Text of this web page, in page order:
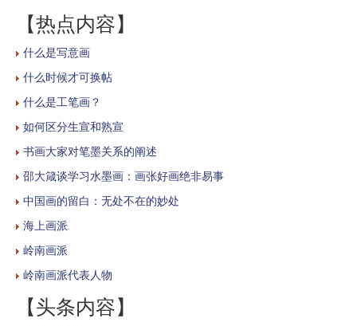
【热点内容】
什么是写意画
什么时候才可换帖
什么是工笔画？
如何区分生宣和熟宣
书画大家对笔墨关系的阐述
邵大箴谈学习水墨画：画张好画绝非易事
中国画的留白：无处不在的妙处
海上画派
岭南画派
岭南画派代表人物
【头条内容】